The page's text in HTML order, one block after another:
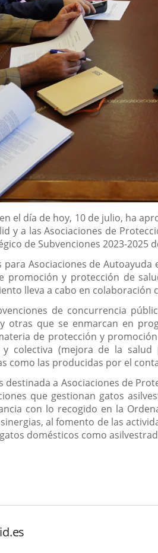
el día de hoy, 10 de julio, ha
y a las Asociaciones de
de Subvenciones 2023-2025
para Asociaciones de
promoción y protección de
lleva a cabo en colaboración
de concurrencia
otras que se enmarcan en
de protección y
y colectiva (mejora de la
como las producidas por el
destinada a Asociaciones de
que gestionan gatos
con lo recogido en la
al fomento de las
domésticos como